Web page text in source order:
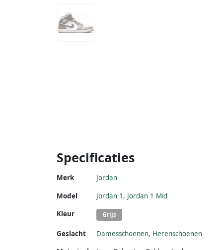
Specificaties
Merk Jordan
Model Jordan 1 , Jordan 1 Mid
Kleur
Grijs
Geslacht Damesschoenen, Herenschoenen